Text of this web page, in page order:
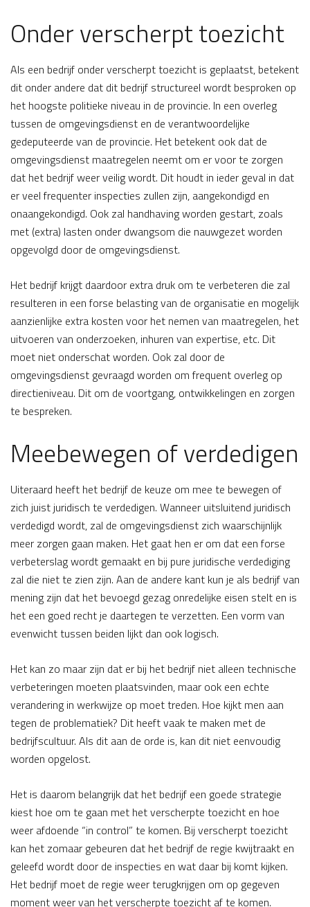
Onder verscherpt toezicht
Als een bedrijf onder verscherpt toezicht is geplaatst, betekent
dit onder andere dat dit bedrijf structureel wordt besproken op
het hoogste politieke niveau in de provincie. In een overleg
tussen de omgevingsdienst en de verantwoordelijke
gedeputeerde van de provincie. Het betekent ook dat de
omgevingsdienst maatregelen neemt om er voor te zorgen
dat het bedrijf weer veilig wordt. Dit houdt in ieder geval in dat
er veel frequenter inspecties zullen zijn, aangekondigd en
onaangekondigd. Ook zal handhaving worden gestart, zoals
met (extra) lasten onder dwangsom die nauwgezet worden
opgevolgd door de omgevingsdienst.
Het bedrijf krijgt daardoor extra druk om te verbeteren die zal
resulteren in een forse belasting van de organisatie en mogelijk
aanzienlijke extra kosten voor het nemen van maatregelen, het
uitvoeren van onderzoeken, inhuren van expertise, etc. Dit
moet niet onderschat worden. Ook zal door de
omgevingsdienst gevraagd worden om frequent overleg op
directieniveau. Dit om de voortgang, ontwikkelingen en zorgen
te bespreken.
Meebewegen of verdedigen
Uiteraard heeft het bedrijf de keuze om mee te bewegen of
zich juist juridisch te verdedigen. Wanneer uitsluitend juridisch
verdedigd wordt, zal de omgevingsdienst zich waarschijnlijk
meer zorgen gaan maken. Het gaat hen er om dat een forse
verbeterslag wordt gemaakt en bij pure juridische verdediging
zal die niet te zien zijn. Aan de andere kant kun je als bedrijf van
mening zijn dat het bevoegd gezag onredelijke eisen stelt en is
het een goed recht je daartegen te verzetten. Een vorm van
evenwicht tussen beiden lijkt dan ook logisch.
Het kan zo maar zijn dat er bij het bedrijf niet alleen technische
verbeteringen moeten plaatsvinden, maar ook een echte
verandering in werkwijze op moet treden. Hoe kijkt men aan
tegen de problematiek? Dit heeft vaak te maken met de
bedrijfscultuur. Als dit aan de orde is, kan dit niet eenvoudig
worden opgelost.
Het is daarom belangrijk dat het bedrijf een goede strategie
kiest hoe om te gaan met het verscherpte toezicht en hoe
weer afdoende “in control” te komen. Bij verscherpt toezicht
kan het zomaar gebeuren dat het bedrijf de regie kwijtraakt en
geleefd wordt door de inspecties en wat daar bij komt kijken.
Het bedrijf moet de regie weer terugkrijgen om op gegeven
moment weer van het verscherpte toezicht af te komen.